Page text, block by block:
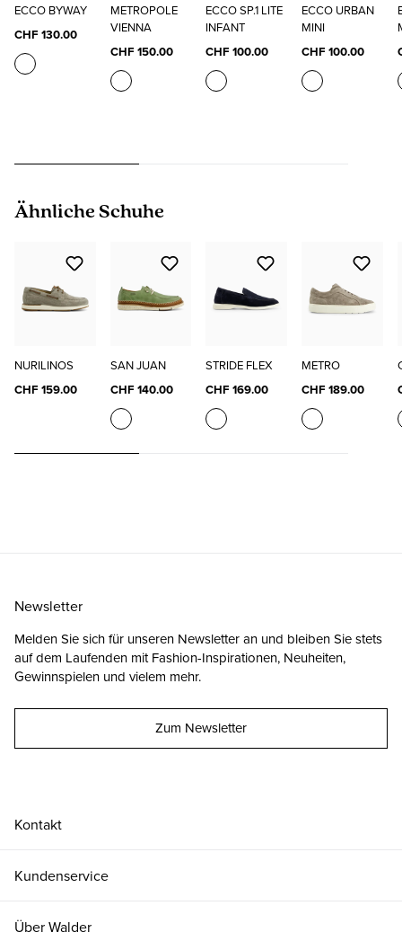
ECCO BYWAY
CHF 130.00
METROPOLE
VIENNA
CHF 150.00
ECCO SP.1 LITE
INFANT
CHF 100.00
ECCO URBAN
MINI
CHF 100.00
Produktgalerie überspringen
Ähnliche Schuhe
NURILINOS
CHF 159.00
SAN JUAN
CHF 140.00
STRIDE FLEX
CHF 169.00
METRO
CHF 189.00
Kontakt
Kundenservice
Über Walder
Newsletter
Melden Sie sich für unseren Newsletter an und bleiben Sie stets
auf dem Laufenden mit Fashion-Inspirationen, Neuheiten,
Gewinnspielen und vielem mehr.
Zum Newsletter